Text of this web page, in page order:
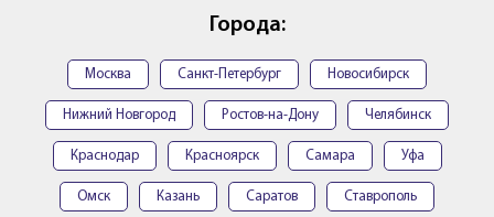
Города:
Москва Санкт-Петербург Новосибирск
Нижний Новгород Ростов-на-Дону Челябинск
Краснодар Красноярск Самара Уфа
Омск Казань Саратов Ставрополь